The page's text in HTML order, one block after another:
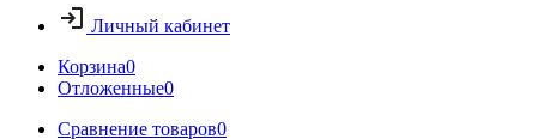
Личный кабинет
Корзина0
Отложенные0
Сравнение товаров0